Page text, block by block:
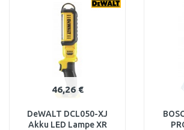
46,26 €
DeWALT DCL050-XJ
Akku LED Lampe XR